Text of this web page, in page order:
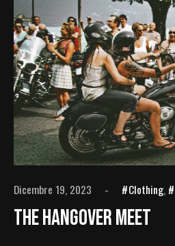
Dicembre 19, 2023 Clothing,
The Hangover Meet